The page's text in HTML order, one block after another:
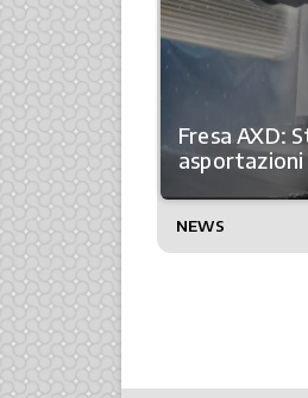
Fresa AXD:
NEWS